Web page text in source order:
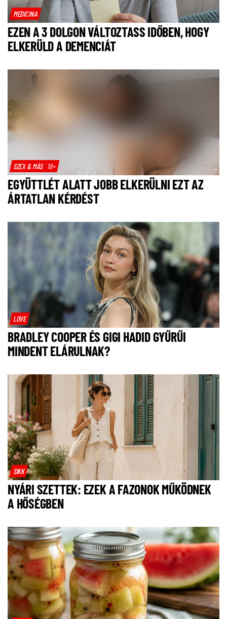
MEDICINA
EZEN A 3 DOLGON VÁLTOZTASS IDŐBEN, HOGY
ELKERÜLD A DEMENCIÁT
SZEX & MÁS 18+
EGYÜTTLÉT ALATT JOBB ELKERÜLNI EZT AZ
ÁRTATLAN KÉRDÉST
LOVE
BRADLEY COOPER ÉS GIGI HADID GYŰRŰI
MINDENT ELÁRULNAK?
SIKK
NYÁRI SZETTEK: EZEK A FAZONOK MŰKÖDNEK
A HŐSÉGBEN